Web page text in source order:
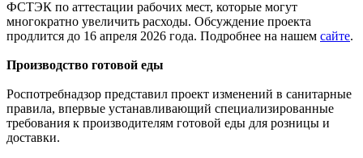
ФСТЭК по аттестации рабочих мест, которые могут
многократно увеличить расходы. Обсуждение проекта
продлится до 16 апреля 2026 года. Подробнее на нашем сайте.
Производство готовой еды
Роспотребнадзор представил проект изменений в санитарные
правила, впервые устанавливающий специализированные
требования к производителям готовой еды для розницы и
доставки.